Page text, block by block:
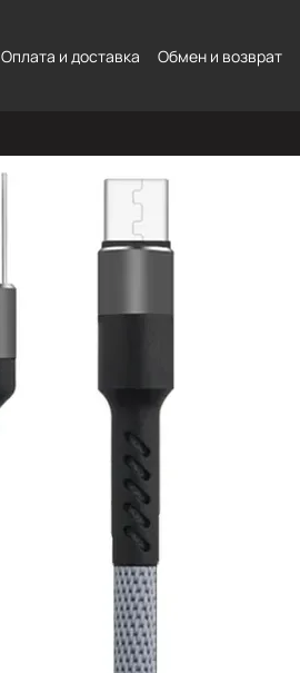
Оплата и доставка Обмен и возврат